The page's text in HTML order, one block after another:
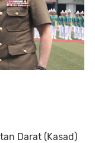
Darat (Kasad)